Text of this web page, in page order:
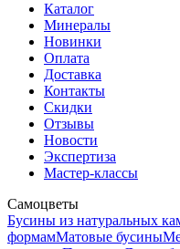
Каталог
Минералы
Новинки
Оплата
Доставка
Контакты
Скидки
Отзывы
Новости
Экспертиза
Мастер-классы
Самоцветы
Бусины из натуральных
формамМатовые бусины